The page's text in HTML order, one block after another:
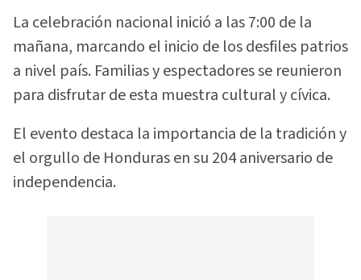
La celebración nacional inició a las 7:00 de la
mañana, marcando el inicio de los desfiles patrios
a nivel país. Familias y espectadores se reunieron
para disfrutar de esta muestra cultural y cívica.
El evento destaca la importancia de la tradición y
el orgullo de Honduras en su 204 aniversario de
independencia.